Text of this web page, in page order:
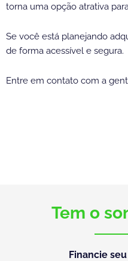
torna uma opção atrativa
Se você está planejando
de forma acessível e segura.
Entre em contato com a
Tem o
Financie